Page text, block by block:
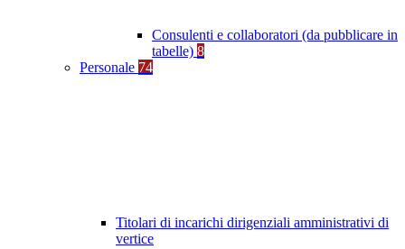
Consulenti e collaboratori (da pubblicare in
tabelle) 8
Personale 74
Titolari di incarichi dirigenziali amministrativi di
vertice